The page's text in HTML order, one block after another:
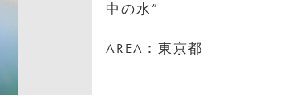
中の水”
AREA：東京都